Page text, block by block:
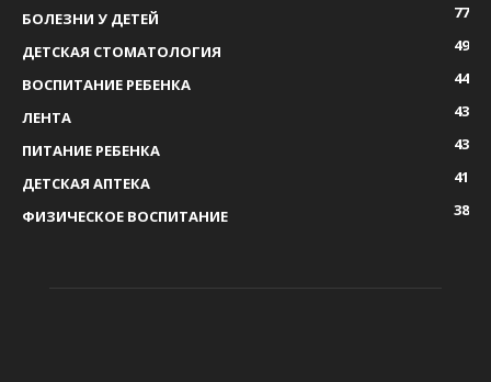
БОЛЕЗНИ У ДЕТЕЙ
77
ДЕТСКАЯ СТОМАТОЛОГИЯ
49
ВОСПИТАНИЕ РЕБЕНКА
44
ЛЕНТА
43
ПИТАНИЕ РЕБЕНКА
43
ДЕТСКАЯ АПТЕКА
41
ФИЗИЧЕСКОЕ ВОСПИТАНИЕ
38